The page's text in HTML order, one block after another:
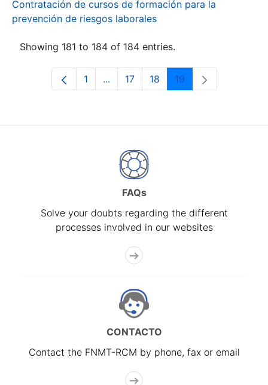
Contratación de cursos de formación para la
prevención de riesgos laborales
Showing 181 to 184 of 184 entries.
Page
1 ...Intermediate Pages Use TAB to
Page
17 Page
18 Page
19
FAQs
Solve your doubts regarding the different
processes involved in our websites
CONTACTO
Contact the FNMT-RCM by phone, fax or email